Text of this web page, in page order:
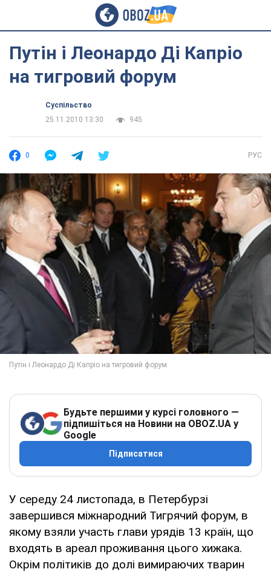
Путін і Леонардо Ді Капріо
на тигровий форум
Суспільство
25.11.2010 13:30
945
0 РУС
Будьте першими у курсі головного —
підпишіться на Новини на OBOZ.UA у
Google
Підписатися
У середу 24 листопада, в Петербурзі
завершився міжнародний Тигрячий форум, в
якому взяли участь глави урядів 13 країн, що
входять в ареал проживання цього хижака.
Окрім політиків до долі вимираючих тварин